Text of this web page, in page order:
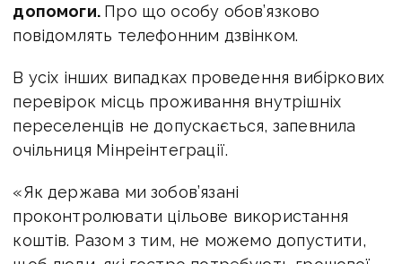
допомоги. Про що особу обов’язково
повідомлять телефонним дзвінком.
В усіх інших випадках проведення вибіркових
перевірок місць проживання внутрішніх
переселенців не допускається, запевнила
очільниця Мінреінтеграції.
«Як держава ми зобов’язані
проконтролювати цільове використання
коштів. Разом з тим, не можемо допустити,